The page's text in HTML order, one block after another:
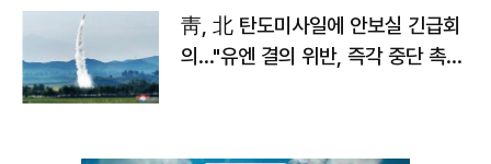
靑, 北 탄도미사일에 안보실 긴급회
의…"유엔 결의 위반, 즉각 중단 촉